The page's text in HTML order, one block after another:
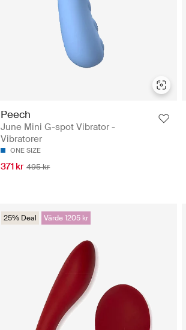
Peech
June Mini G-spot Vibrator -
Vibratorer
ONE SIZE
371 kr 495 kr
25% Deal Värde 1205 kr